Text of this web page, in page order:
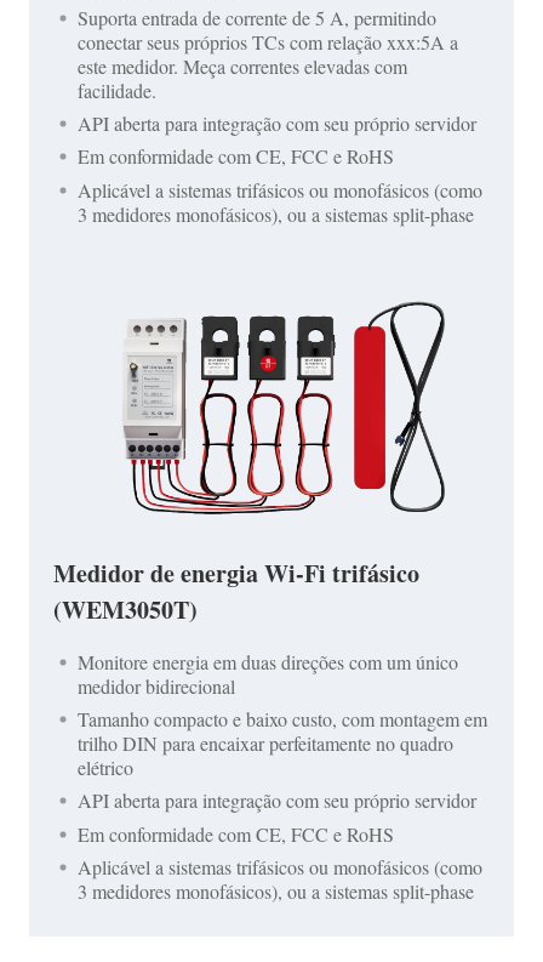
Suporta entrada de corrente de 5 A, permitindo
conectar seus próprios TCs com relação xxx:5A a
este medidor. Meça correntes elevadas com
facilidade.
API aberta para integração com seu próprio servidor
Em conformidade com CE, FCC e RoHS
Aplicável a sistemas trifásicos ou monofásicos (como
3 medidores monofásicos), ou a sistemas split-phase
Medidor de energia Wi-Fi trifásico
(WEM3050T)
Monitore energia em duas direções com um único
medidor bidirecional
Tamanho compacto e baixo custo, com montagem em
trilho DIN para encaixar perfeitamente no quadro
elétrico
API aberta para integração com seu próprio servidor
Em conformidade com CE, FCC e RoHS
Aplicável a sistemas trifásicos ou monofásicos (como
3 medidores monofásicos), ou a sistemas split-phase